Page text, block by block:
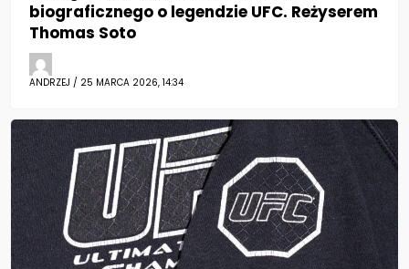
biograficznego o legendzie UFC. Reżyserem
Thomas Soto
ANDRZEJ / 25 MARCA 2026, 14:34